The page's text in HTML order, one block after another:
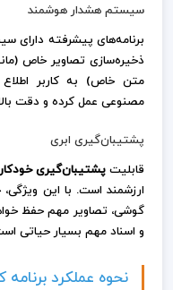
سیستم هشدار هوشمند
برنامه‌های پیشرفته دارای
ذخیره‌سازی تصاویر خاص
متن خاص) به کاربر
مصنوعی عمل کرده و دقت
پشتیبان‌گیری ابری
قابلیتپشتیبان‌گیری
ارزشمند است. با این
گوشی، تصاویر مهم حفظ
و اسناد مهم بسیار حیاتی
نحوه عملکرد برنامه